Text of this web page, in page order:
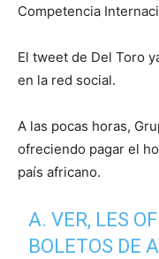
Competencia
El tweet de Del Toro
en la red social.
A las pocas horas,
ofreciendo pagar el
país africano.
A. VER, LES
BOLETOS DE